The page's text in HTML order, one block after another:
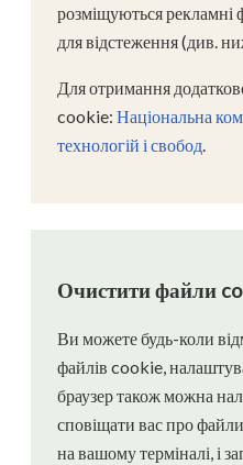
розміщуються
для відстеження (див.
Для отримання
cookie: Національна
технологій і свобод
Очистити файли
Ви можете будь-коли
файлів cookie,
браузер також можна
сповіщати вас про
на вашому терміналі, і